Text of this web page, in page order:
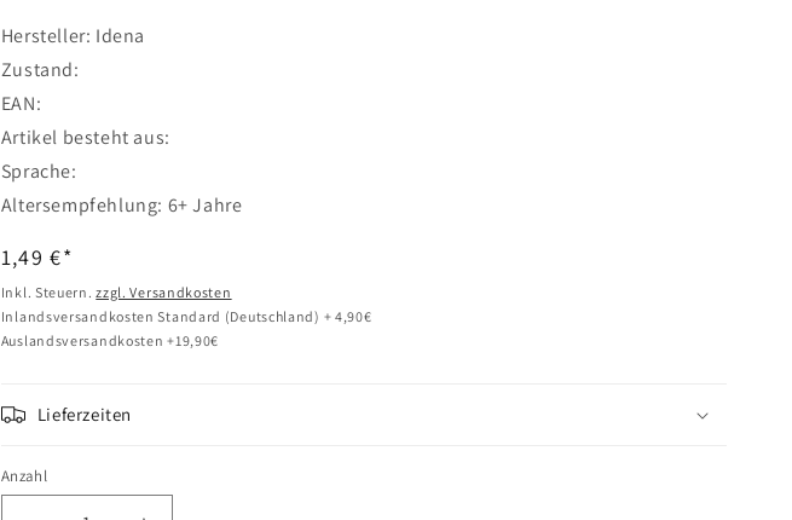
Hersteller: Idena
Zustand:
EAN:
Artikel besteht aus:
Sprache:
Altersempfehlung: 6+ Jahre
Normaler
Preis
1,49 €*
Inkl. Steuern.zzgl. Versandkosten
Inlandsversandkosten Standard (Deutschland) + 4,90€
Auslandsversandkosten +19,90€
Lieferzeiten
Anzahl